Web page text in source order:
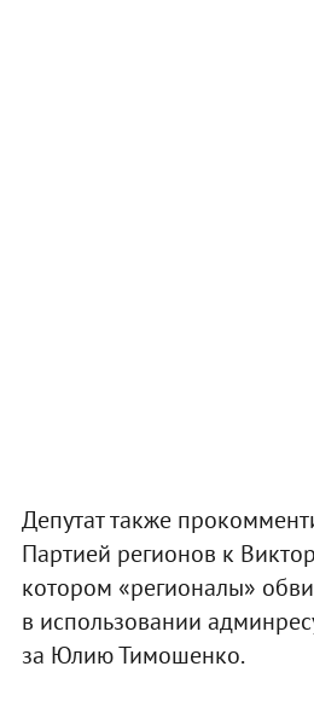
Депутат также
Партией регионов к
котором «регионалы»
в использовании
за Юлию Тимошенко.